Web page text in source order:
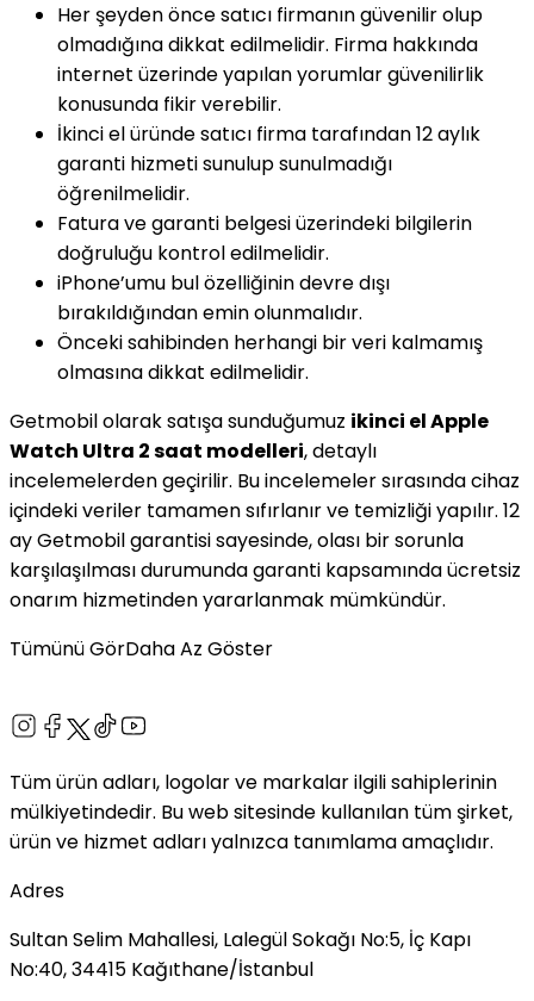
Her şeyden önce satıcı firmanın güvenilir olup
olmadığına dikkat edilmelidir. Firma hakkında
internet üzerinde yapılan yorumlar güvenilirlik
konusunda fikir verebilir.
İkinci el üründe satıcı firma tarafından 12 aylık
garanti hizmeti sunulup sunulmadığı
öğrenilmelidir.
Fatura ve garanti belgesi üzerindeki bilgilerin
doğruluğu kontrol edilmelidir.
iPhone’umu bul özelliğinin devre dışı
bırakıldığından emin olunmalıdır.
Önceki sahibinden herhangi bir veri kalmamış
olmasına dikkat edilmelidir.
Getmobil olarak satışa sunduğumuz ikinci el Apple
Watch Ultra 2 saat modelleri, detaylı
incelemelerden geçirilir. Bu incelemeler sırasında cihaz
içindeki veriler tamamen sıfırlanır ve temizliği yapılır. 12
ay Getmobil garantisi sayesinde, olası bir sorunla
karşılaşılması durumunda garanti kapsamında ücretsiz
onarım hizmetinden yararlanmak mümkündür.
Tümünü GörDaha Az Göster
Tüm ürün adları, logolar ve markalar ilgili sahiplerinin
mülkiyetindedir. Bu web sitesinde kullanılan tüm şirket,
ürün ve hizmet adları yalnızca tanımlama amaçlıdır.
Adres
Sultan Selim Mahallesi, Lalegül Sokağı No:5, İç Kapı
No:40, 34415 Kağıthane/İstanbul